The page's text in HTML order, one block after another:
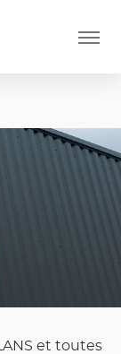
Menu
et toutes